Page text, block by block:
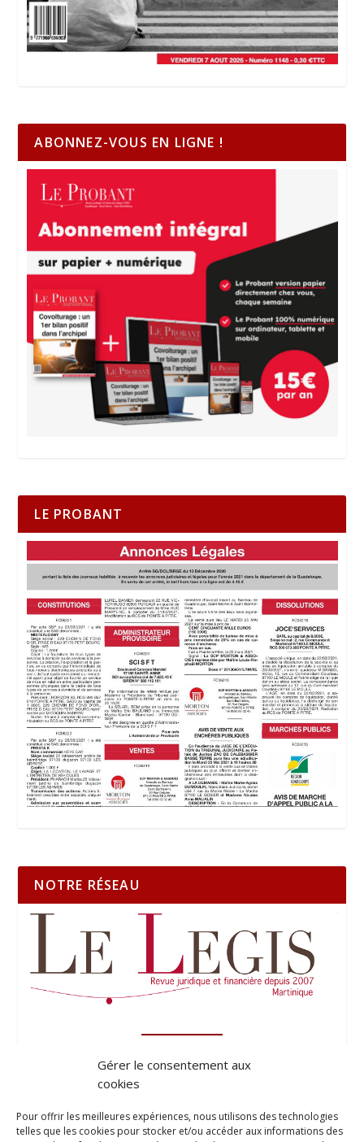
Gérer le consentement aux
cookies
Pour offrir les meilleures expériences, nous utilisons des technologies
telles que les cookies pour stocker et/ou accéder aux informations des
ABONNEZ-VOUS EN LIGNE !
LE PROBANT
NOTRE RÉSEAU